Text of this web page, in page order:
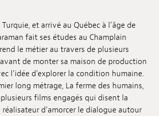
et arrivé au Québec à l’âge de
fait ses études au Champlain
le métier au travers de plusieurs
de monter sa maison de production
l’idée d’explorer la condition humaine.
long métrage, La ferme des humains,
films engagés qui disent la
d’amorcer le dialogue autour